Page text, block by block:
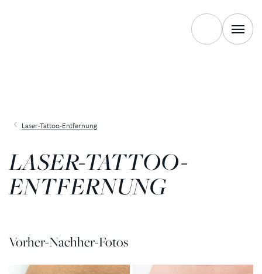
Laser-Tattoo-Entfernung
LASER-TATTOO-
ENTFERNUNG
Vorher-Nachher-Fotos